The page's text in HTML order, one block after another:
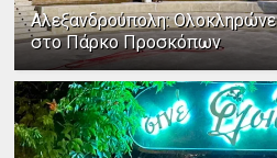
Αλεξανδρούπολη:
στο Πάρκο Προσκόπων